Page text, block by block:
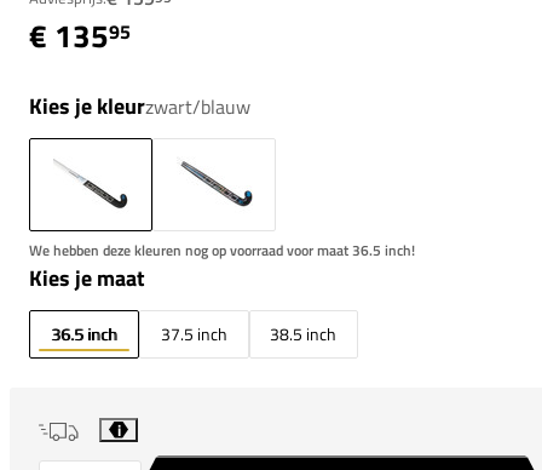
€ 13595
Kies je kleurzwart/blauw
We hebben deze kleuren nog op voorraad voor maat 36.5 inch!
Kies je maat
36.5 inch 37.5 inch 38.5 inch
i